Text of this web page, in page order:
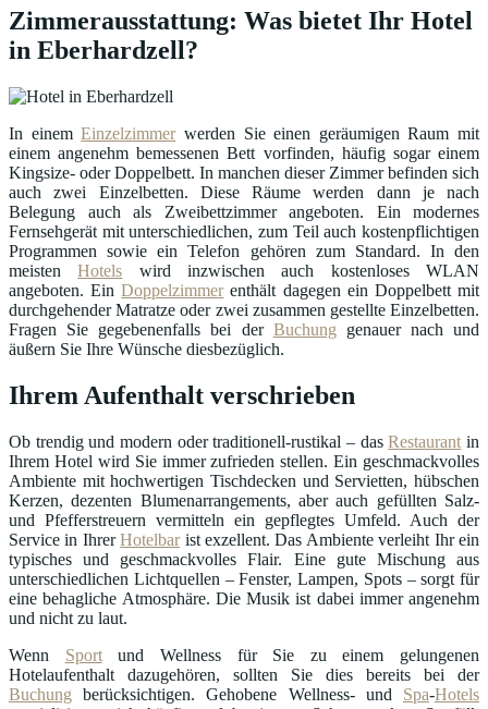
Zimmerausstattung: Was bietet Ihr Hotel
in Eberhardzell?
In einemEinzelzimmerwerden Sie einen geräumigen Raum mit
einem angenehm bemessenen Bett vorfinden, häufig sogar einem
Kingsize- oder Doppelbett. In manchen dieser Zimmer befinden sich
auch zwei Einzelbetten. Diese Räume werden dann je nach
Belegung auch als Zweibettzimmer angeboten. Ein modernes
Fernsehgerät mit unterschiedlichen, zum Teil auch kostenpflichtigen
Programmen sowie ein Telefon gehören zum Standard. In den
meistenHotels wird inzwischen auch kostenloses WLAN
angeboten. EinDoppelzimmerenthält dagegen ein Doppelbett mit
durchgehender Matratze oder zwei zusammen gestellte Einzelbetten.
Fragen Sie gegebenenfalls bei der Buchung genauer nach und
äußern Sie Ihre Wünsche diesbezüglich.
Ihrem Aufenthalt verschrieben
Ob trendig und modern oder traditionell-rustikal – dasRestaurant in
Ihrem Hotel wird Sie immer zufrieden stellen. Ein geschmackvolles
Ambiente mit hochwertigen Tischdecken und Servietten, hübschen
Kerzen, dezenten Blumenarrangements, aber auch gefüllten Salz-
und Pfefferstreuern vermitteln ein gepflegtes Umfeld. Auch der
Service in IhrerHotelbarist exzellent. Das Ambiente verleiht Ihr ein
typisches und geschmackvolles Flair. Eine gute Mischung aus
unterschiedlichen Lichtquellen – Fenster, Lampen, Spots – sorgt für
eine behagliche Atmosphäre. Die Musik ist dabei immer angenehm
und nicht zu laut.
Wenn Sportund Wellness für Sie zu einem gelungenen
Hotelaufenthalt dazugehören, sollten Sie dies bereits bei der
Buchung berücksichtigen. Gehobene Wellness- und Spa-Hotels